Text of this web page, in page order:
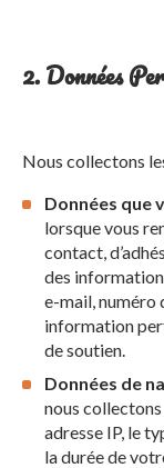
2. Données
Nous collectons
Données que
lorsque vous
contact,
des
e-mail, numéro
information
de soutien.
Données de
nous
adresse IP, le
la durée de